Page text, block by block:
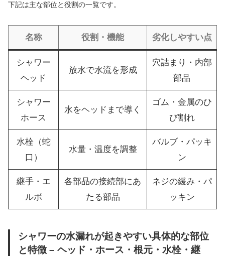
下記は主な部位と役割の一覧です。
名称 役割・機能 劣化しやすい点
シャワー
ヘッド
放水で水流を形成
穴詰まり・内部
部品
シャワー
ホース
水をヘッドまで導く
ゴム・金属のひ
び割れ
水栓（蛇
口）
水量・温度を調整
バルブ・パッキ
ン
継手・エ
ルボ
各部品の接続部にあ
たる部品
ネジの緩み・パ
ッキン
シャワーの水漏れが起きやすい具体的な部位
と特徴 – ヘッド・ホース・根元・水栓・継